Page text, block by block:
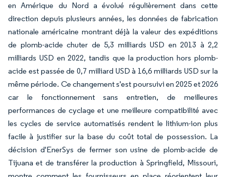
en Amérique du Nord a évolué régulièrement dans cette
direction depuis plusieurs années, les données de fabrication
nationale américaine montrant déjà la valeur des expéditions
de plomb-acide chuter de 5,3 milliards USD en 2013 à 2,2
milliards USD en 2022, tandis que la production hors plomb-
acide est passée de 0,7 milliard USD à 16,6 milliards USD sur la
même période. Ce changement s'est poursuivi en 2025 et 2026
car le fonctionnement sans entretien, de meilleures
performances de cyclage et une meilleure compatibilité avec
les cycles de service automatisés rendent le lithium-ion plus
facile à justifier sur la base du coût total de possession. La
décision d'EnerSys de fermer son usine de plomb-acide de
Tijuana et de transférer la production à Springfield, Missouri,